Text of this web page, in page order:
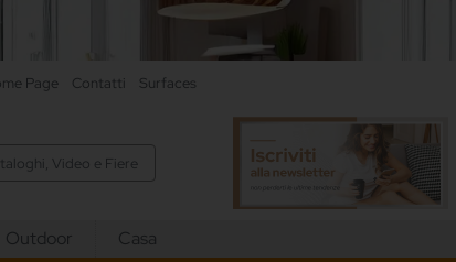
Page Contatti Surfaces
Outdoor Casa